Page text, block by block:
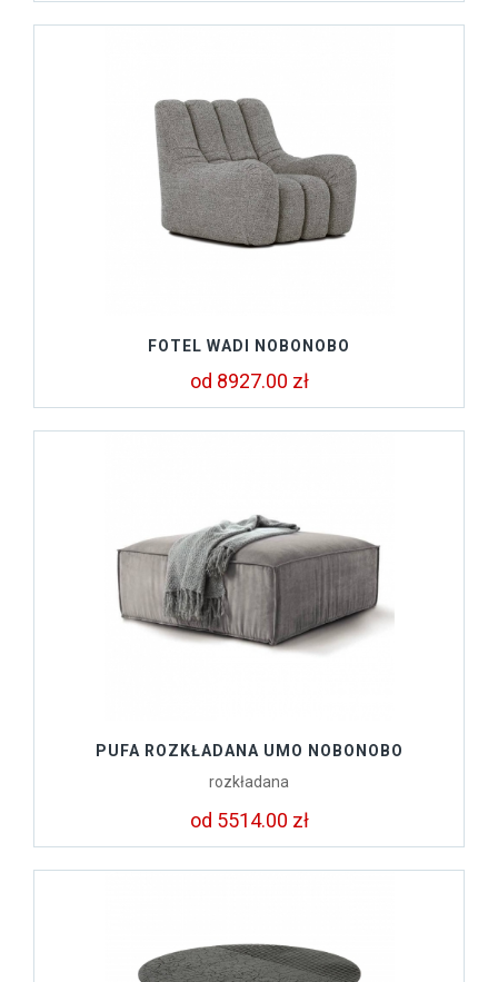
FOTEL WADI NOBONOBO
od 8927.00 zł
PUFA ROZKŁADANA UMO NOBONOBO
rozkładana
od 5514.00 zł